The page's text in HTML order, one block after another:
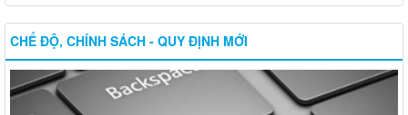
CHẾ ĐỘ, CHÍNH SÁCH - QUY ĐỊNH MỚI